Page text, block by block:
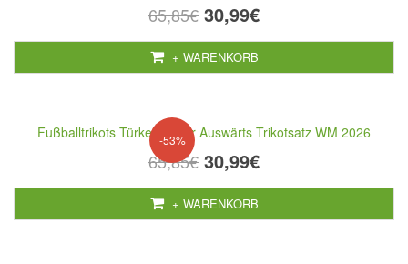
65,85€ 30,99€
+ WARENKORB
-53%
Fußballtrikots Türkei Kinder Auswärts Trikotsatz WM 2026
65,85€ 30,99€
+ WARENKORB